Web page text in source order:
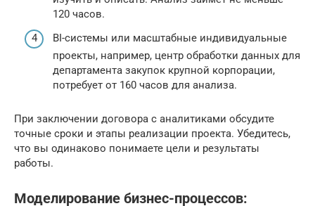
120 часов.
BI-системы или масштабные индивидуальные
проекты, например, центр обработки данных для
департамента закупок крупной корпорации,
потребует от 160 часов для анализа.
При заключении договора с аналитиками обсудите
точные сроки и этапы реализации проекта. Убедитесь,
что вы одинаково понимаете цели и результаты
работы.
Моделирование бизнес-процессов: